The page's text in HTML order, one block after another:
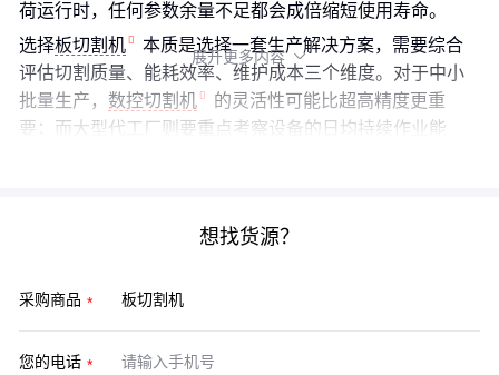
荷运行时，任何参数余量不足都会成倍缩短使用寿命。
选择板切割机
本质是选择一套生产解决方案，需要综合
评估切割质量、能耗效率、维护成本三个维度。对于中小
批量生产， 数控切割机
的灵活性可能比超高精度更重
要；而大型代工厂则要重点考察设备的日均持续作业能
展开更多内容 
想找货源？
采购商品
您的电话